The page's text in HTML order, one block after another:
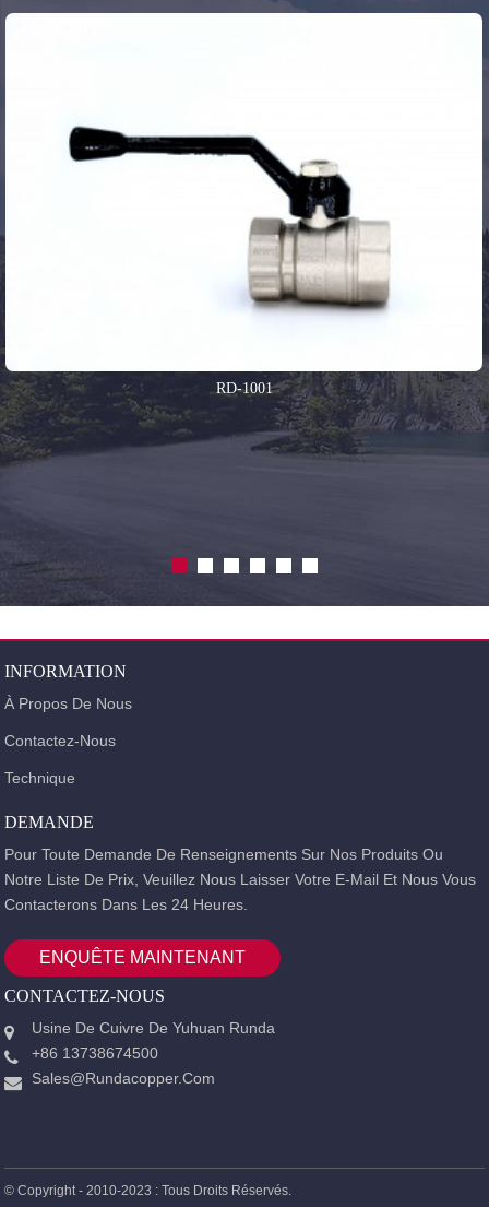
RD-1001
INFORMATION
À Propos De Nous
Contactez-Nous
Technique
DEMANDE
Pour Toute Demande De Renseignements Sur Nos Produits Ou
Notre Liste De Prix, Veuillez Nous Laisser Votre E-Mail Et Nous Vous
Contacterons Dans Les 24 Heures.
ENQUÊTE MAINTENANT
CONTACTEZ-NOUS
Usine De Cuivre De Yuhuan Runda
+86 13738674500
Sales@rundacopper.com
© Copyright - 2010-2023 : Tous Droits Réservés.